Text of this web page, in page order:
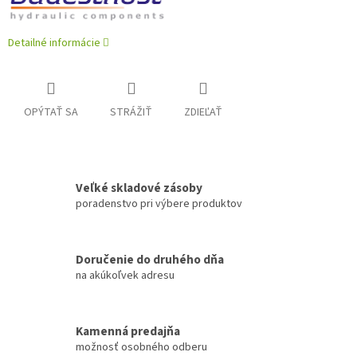
Detailné informácie
OPÝTAŤ SA STRÁŽIŤ ZDIEĽAŤ
Veľké skladové zásoby
poradenstvo pri výbere produktov
Doručenie do druhého dňa
na akúkoľvek adresu
Kamenná predajňa
možnosť osobného odberu